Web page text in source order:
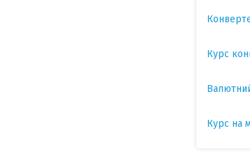
Курс
Курс на